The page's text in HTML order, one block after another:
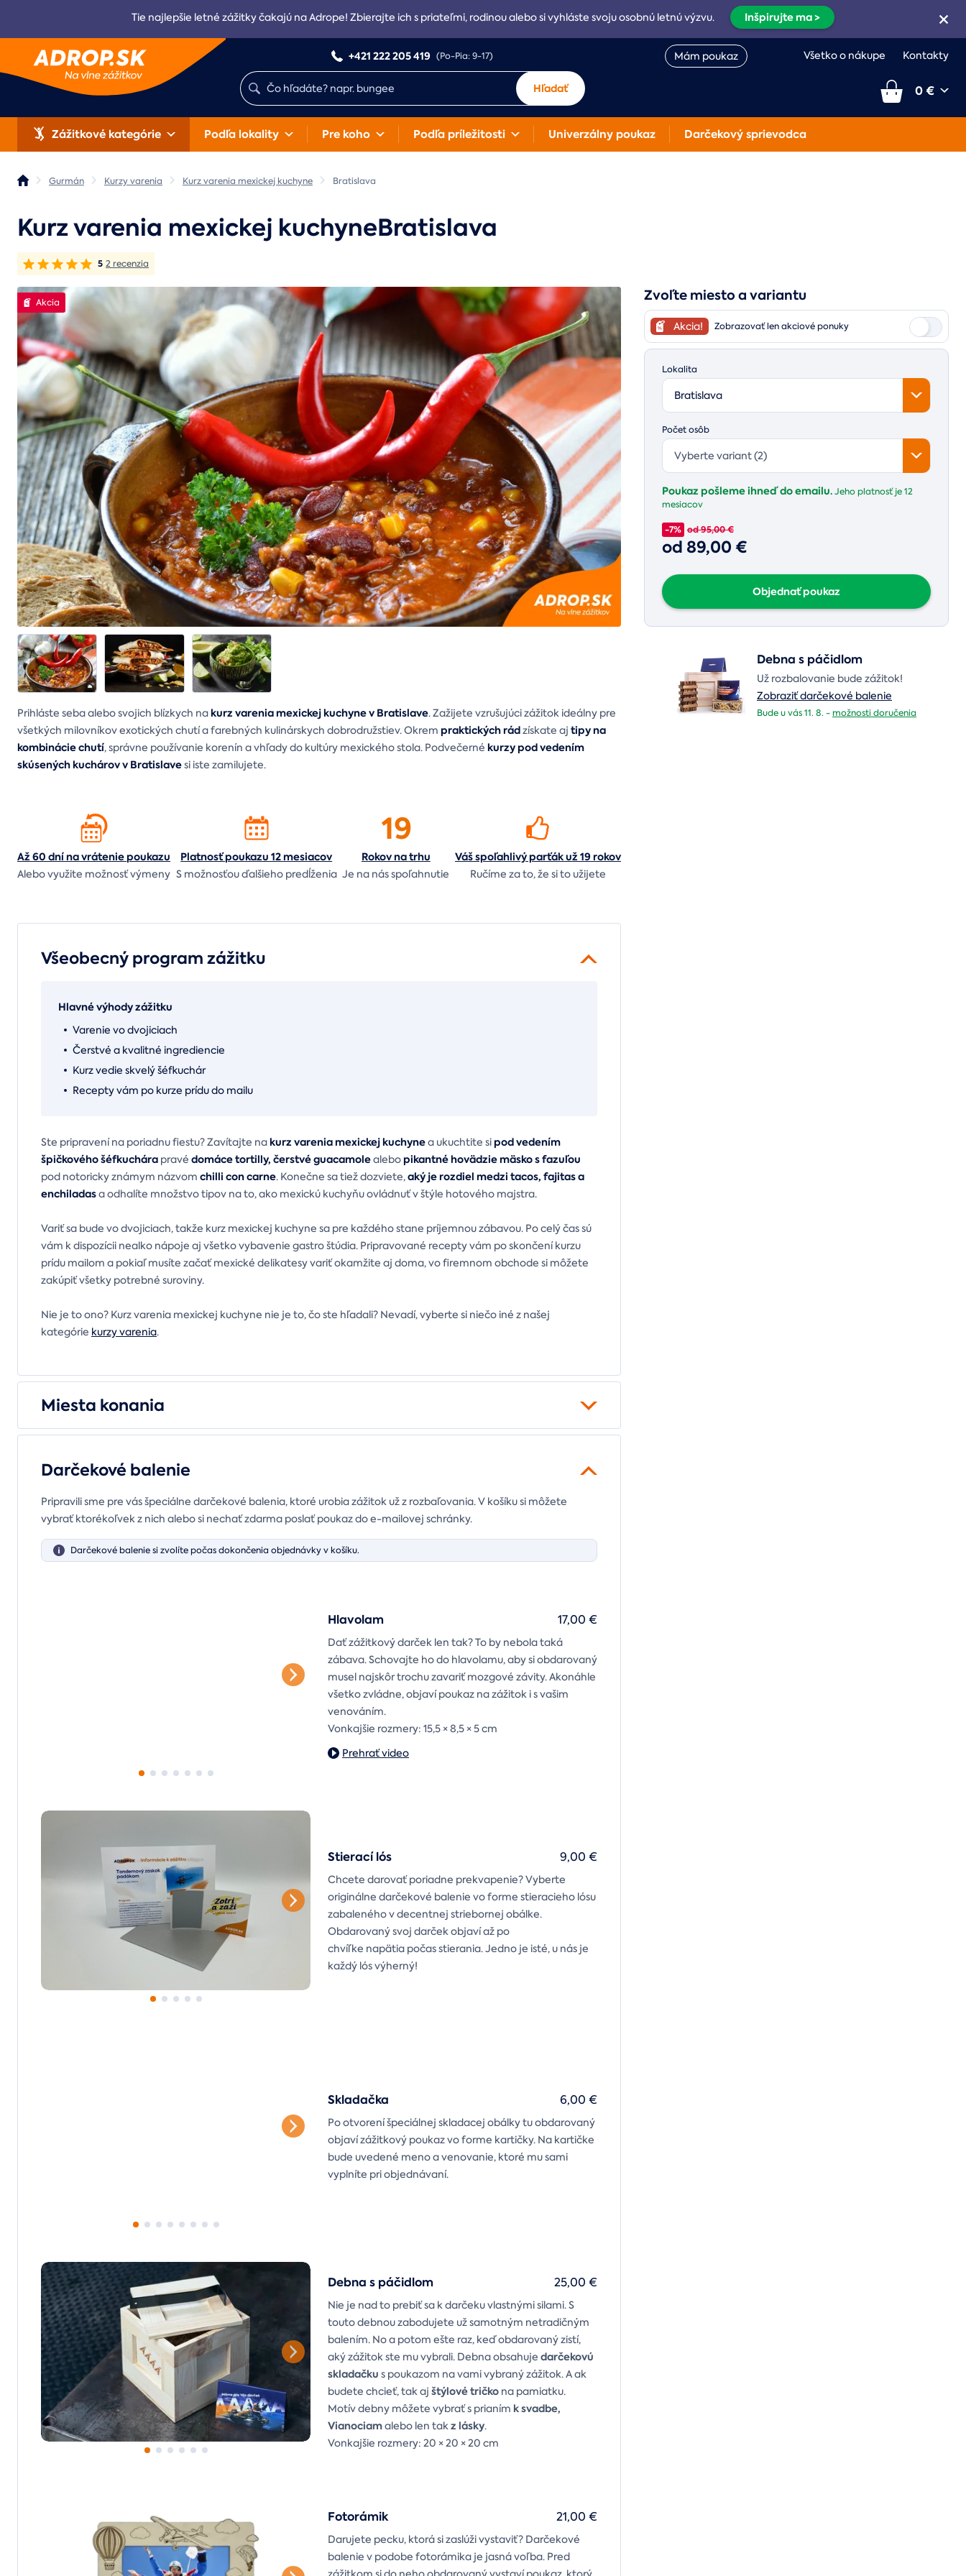
Tie najlepšie letné zážitky čakajú na Adrope! Zbierajte ich s priateľmi, rodinou alebo si vyhláste svoju osobnú letnú výzvu. Inšpirujte ma >
+421 222 205 419 (Po-Pia: 9-17) Mám poukaz Všetko o nákupe Kontakty
Hľadať 0 €
Zážitkové kategórie Podľa lokality Pre koho Podľa príležitosti Univerzálny poukaz Darčekový sprievodca
Gurmán Kurzy varenia Kurz varenia mexickej kuchyne Bratislava
Kurz varenia mexickej kuchyneBratislava
5 2 recenzia
Akcia Zvoľte miesto a variantu
Akcia! Zobrazovať len akciové ponuky
Lokalita
Bratislava
Počet osôb
Vyberte variant (2)
Poukaz pošleme ihneď do emailu.Jeho platnosť je12
mesiacov
-7% od 95,00 €
od 89,00 €
Objednať poukaz
Debna s páčidlom
Už rozbalovanie bude zážitok!
Zobraziť darčekové balenie
Bude u vás 11. 8. -možnosti doručenia
Prihláste seba alebo svojich blízkych nakurz varenia mexickej kuchyne v Bratislave. Zažijete vzrušujúci zážitok ideálny pre
všetkých milovníkov exotických chutí a farebných kulinárskych dobrodružstiev. Okrem praktických rádzískate aj tipy na
kombinácie chutí, správne používanie korenín a vhľady do kultúry mexického stola. Podvečerné kurzy pod vedením
skúsených kuchárov v Bratislavesi iste zamilujete.
Až 60 dní na vráteniepoukazu
Alebo využite možnosť výmeny
Platnosť poukazu 12 mesiacov
S možnosťou ďalšieho predĺženia
19
Rokov natrhu
Je na násspoľahnutie
Váš spoľahlivý parťák už 19 rokov
Ručíme za to,že si to užijete
Všeobecný program zážitku
Hlavné výhody zážitku
Varenie vo dvojiciach
Čerstvé a kvalitné ingrediencie
Kurz vedie skvelý šéfkuchár
Recepty vám po kurze prídu do mailu
Ste pripravení na poriadnu fiestu? Zavítajte nakurz varenia mexickej kuchynea ukuchtite sipod vedením
špičkového šéfkuchára pravé domáce tortilly, čerstvé guacamolealebopikantné hovädzie mäsko s fazuľou
pod notoricky známym názvom chilli con carne. Konečne sa tiež dozviete,aký je rozdiel medzi tacos, fajitas a
enchiladasa odhalíte množstvo tipov na to, ako mexickú kuchyňu ovládnuť v štýle hotového majstra.
Variť sa bude vo dvojiciach, takže kurz mexickej kuchyne sa pre každého stane príjemnou zábavou. Po celý čas sú
vám k dispozícii nealko nápoje aj všetko vybavenie gastro štúdia. Pripravované recepty vám po skončení kurzu
prídu mailom a pokiaľ musíte začať mexické delikatesy variť okamžite aj doma, vo firemnom obchode si môžete
zakúpiť všetky potrebné suroviny.
Nie je to ono? Kurz varenia mexickej kuchyne nie je to, čo ste hľadali? Nevadí, vyberte si niečo iné z našej
kategórie kurzy varenia.
Miesta konania
Darčekové balenie
Pripravili sme pre vás špeciálne darčekové balenia, ktoré urobia zážitok už z rozbaľovania. V košíku si môžete
vybrať ktorékoľvek z nich alebo si nechať zdarma poslať poukaz do e-mailovej schránky.
Darčekové balenie si zvolíte počas dokončenia objednávky v košíku.
Hlavolam
Dať zážitkový darček len tak? To by nebola taká
zábava. Schovajte ho do hlavolamu, aby si obdarovaný
musel najskôr trochu zavariť mozgové závity. Akonáhle
všetko zvládne, objaví poukaz na zážitok i s vašim
venováním.
Vonkajšie rozmery: 15,5 × 8,5 × 5 cm
17,00 €
Prehrať video
Stierací lós
Chcete darovať poriadne prekvapenie? Vyberte
originálne darčekové balenie vo forme stieracieho lósu
zabaleného v decentnej striebornej obálke.
Obdarovaný svoj darček objaví až po
chvíľke napätia počas stierania. Jedno je isté, u nás je
každý lós výherný!
9,00 €
Skladačka
Po otvorení špeciálnej skladacej obálky tu obdarovaný
objaví zážitkový poukaz vo forme kartičky. Na kartičke
bude uvedené meno a venovanie, ktoré mu sami
vyplníte pri objednávaní.
6,00 €
Debna s páčidlom
Nie je nad to prebiť sa k darčeku vlastnými silami. S
touto debnou zabodujete už samotným netradičným
balením. No a potom ešte raz, keď obdarovaný zistí,
aký zážitok ste mu vybrali. Debna obsahuje darčekovú
skladačku s poukazom na vami vybraný zážitok. A ak
budete chcieť, tak aj štýlové tričko na pamiatku.
Motív debny môžete vybrať s prianím k svadbe,
Vianociamalebo len takz lásky.
Vonkajšie rozmery: 20 × 20 × 20 cm
25,00 €
Fotorámik
Darujete pecku, ktorá si zaslúži vystaviť? Darčekové
balenie v podobe fotorámika je jasná voľba. Pred
21,00 €